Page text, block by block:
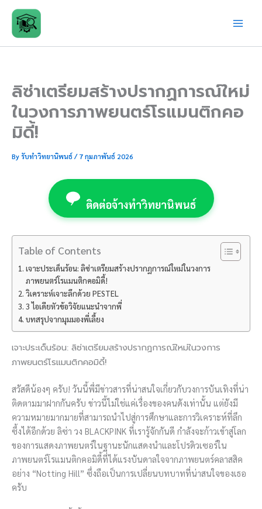
content
ลิซ่าเตรียมสร้างปรากฏการณ์ใหม่
ในวงการภาพยนตร์โรแมนติกคอ
มิดี้!
Byรับทำวิทยานิพนธ์/7 กุมภาพันธ์ 2026
ติดต่อจ้างทำวิทยานิพนธ์
Table of Contents
เจาะประเด็นร้อน: ลิซ่าเตรียมสร้างปรากฏการณ์ใหม่ในวงการ
ภาพยนตร์โรแมนติกคอมิดี้!
วิเคราะห์เจาะลึกด้วย PESTEL
3 ไอเดียหัวข้อวิจัยแนะนำจากพี่
บทสรุปจากมุมมองพี่เลี้ยง
เจาะประเด็นร้อน: ลิซ่าเตรียมสร้างปรากฏการณ์ใหม่ในวงการ
ภาพยนตร์โรแมนติกคอมิดี้!
สวัสดีน้องๆ ครับ! วันนี้พี่มีข่าวสารที่น่าสนใจเกี่ยวกับวงการบันเทิงที่น่า
ติดตามมาฝากกันครับ ข่าวนี้ไม่ใช่แค่เรื่องของคนดังเท่านั้น แต่ยังมี
ความหมายมากมายที่สามารถนำไปสู่การศึกษาและการวิเคราะห์ที่ลึก
ซึ้งได้อีกด้วย ลิซ่า วง BLACKPINK ที่เรารู้จักกันดี กำลังจะก้าวเข้าสู่โลก
ของการแสดงภาพยนตร์ในฐานะนักแสดงนำและโปรดิวเซอร์ใน
ภาพยนตร์โรแมนติกคอมิดี้ที่ได้แรงบันดาลใจจากภาพยนตร์คลาสสิค
อย่าง “Notting Hill” ซึ่งถือเป็นการเปลี่ยนบทบาทที่น่าสนใจของเธอ
ครับ